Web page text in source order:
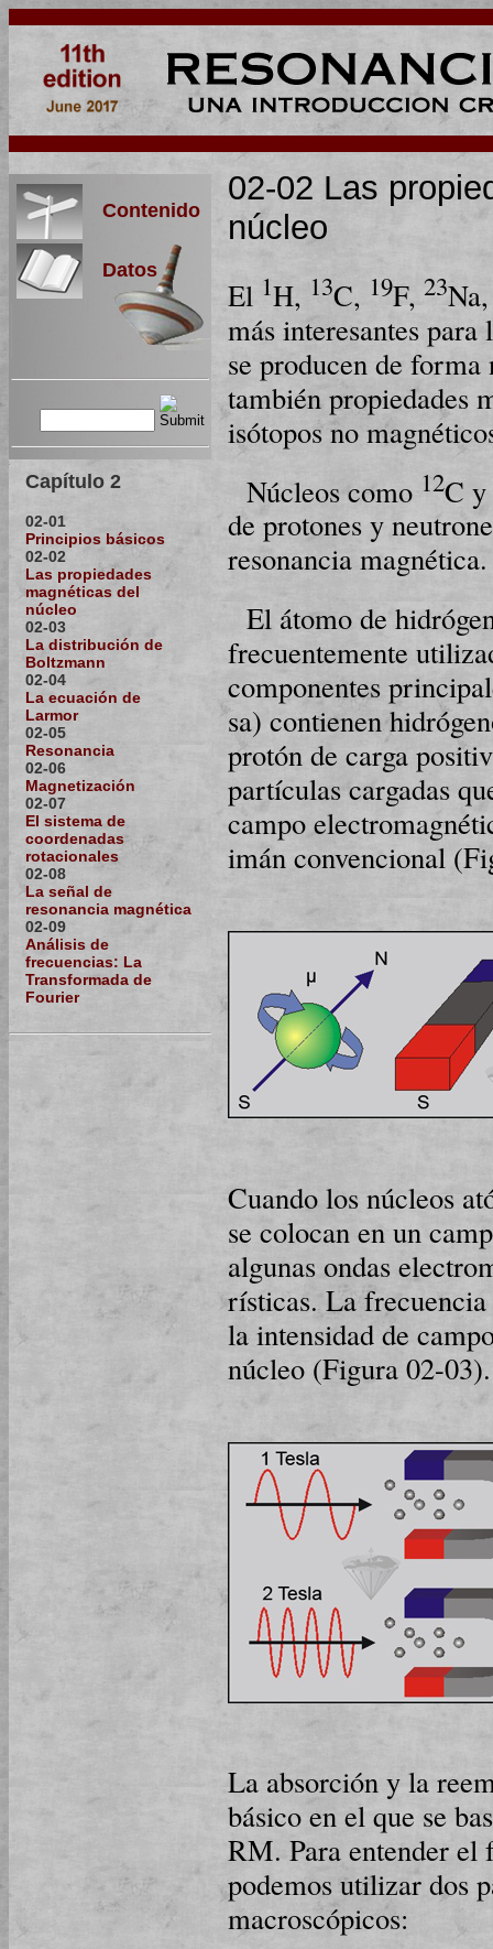
Contenido
Datos
Capítulo 2
02-01
Principios básicos
02-02
Las propiedades
magnéticas del
núcleo
02-03
La distribución de
Boltzmann
02-04
La ecuación de
Larmor
02-05
Resonancia
02-06
Magnetización
02-07
El sistema de
coordenadas
rotacionales
02-08
La señal de
resonancia magnética
02-09
Análisis de
frecuencias: La
Transformada de
Fourier
02-02 Las
núcleo
El 1H, 13C, 19F,23
más interesantes
se producen de
también propiedades
isó­to­pos no
Núcleos como 12C
de protones y
resonancia magnética.
El átomo de
frecuentemente
componentes
sa) contienen
protón de carga
partículas cargadas
campo
imán con­ven­ci­onal
Cuando los núcleos
se colocan en un
algunas ondas
rís­ti­cas. La
la in­ten­si­dad de
núcleo (Figura 02-03).
La absorción y la
básico en el que se
RM. Para entender el
po­de­mos utilizar dos
macroscópicos: